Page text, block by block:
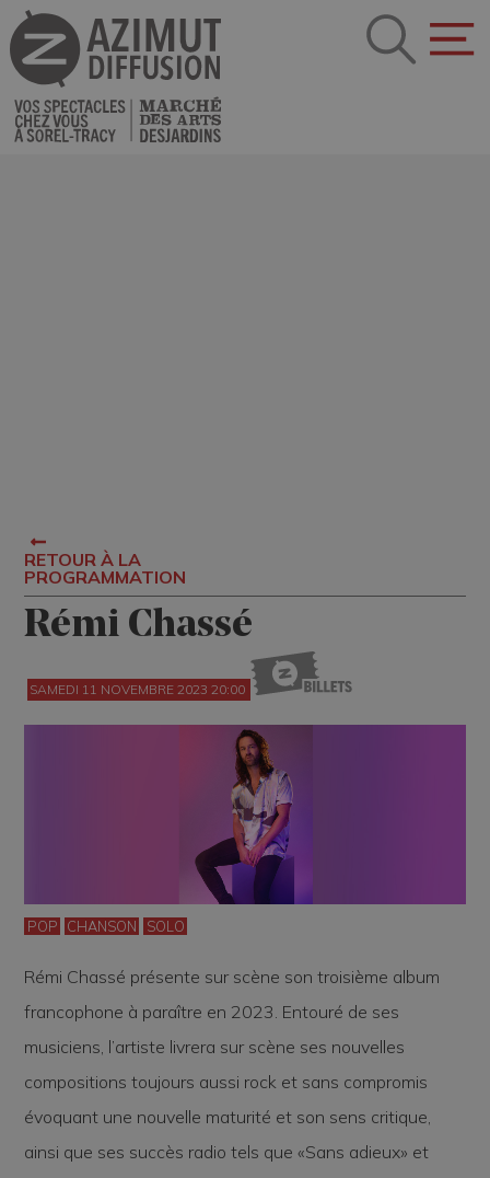
RETOUR À LA
PROGRAMMATION
Rémi Chassé
SAMEDI 11 NOVEMBRE 2023 20:00
POP CHANSON SOLO
Rémi Chassé présente sur scène son troisième album
francophone à paraître en 2023. Entouré de ses
musiciens, l’artiste livrera sur scène ses nouvelles
compositions toujours aussi rock et sans compromis
évoquant une nouvelle maturité et son sens critique,
ainsi que ses succès radio tels que «Sans adieux» et